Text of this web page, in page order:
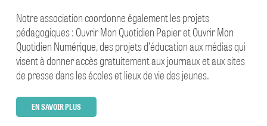
Notre association coordonne également les projets
pédagogiques : Ouvrir Mon Quotidien Papier et Ouvrir Mon
Quotidien Numérique, des projets d’éducation aux médias qui
visent à donner accès gratuitement aux journaux et aux sites
de presse dans les écoles et lieux de vie des jeunes.
EN SAVOIR PLUS